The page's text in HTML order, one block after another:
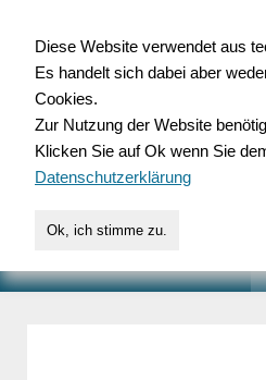
für
Diese Website verwendet aus
Es handelt sich dabei aber
Cookies.
Zur Nutzung der Website
Klicken Sie auf Ok wenn Sie
Datenschutzerklärung
Ok, ich stimme zu.